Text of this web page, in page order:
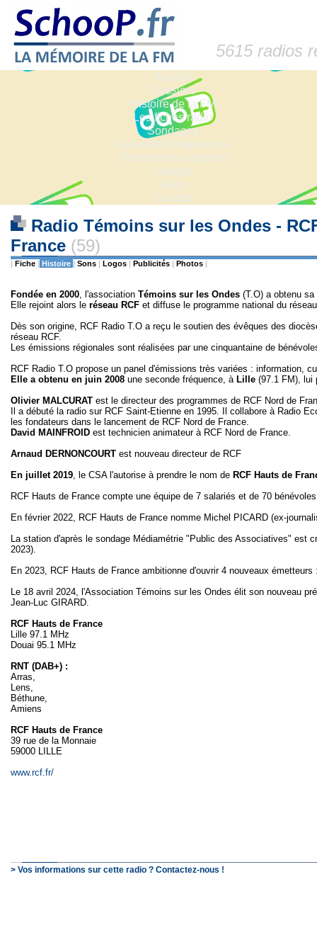
5615 radios
Accueil
Dossiers
Histoire de la FM
Les fiches radio
Sondages
Anciennes fréquences
Fréquences actuelles
Lexique
Liens
Contact
Radio Témoins sur les Ondes -
France (59)
| Fiche | Histoire | Sons | Logos | Publicités | Photos |
Fondée en 2000, l'association Témoins sur les Ondes (T.O) a obtenu
Elle rejoint alors le réseau RCF et diffuse le programme national du
Dès son origine, RCF Radio T.O a reçu le soutien des évêques des
réseau RCF.
Les émissions régionales sont réalisées par une cinquantaine de
RCF Radio T.O propose un panel d'émissions très variées : information,
Elle a obtenu en juin 2008 une seconde fréquence, à Lille (97.1 FM), lui
Olivier MALCURAT est le directeur des programmes de RCF Nord de
Il a débuté la radio sur RCF Saint-Etienne en 1995. Il collabore à Radio
les fondateurs dans le lancement de RCF Nord de France.
David MAINFROID est technicien animateur à RCF Nord de France.
Arnaud DERNONCOURT est nouveau directeur de RCF
En juillet 2019, le CSA l'autorise à prendre le nom de RCF Hauts de
RCF Hauts de France compte une équipe de 7 salariés et de 70
En février 2022, RCF Hauts de France nomme Michel PICARD (ex-
La station d'après le sondage Médiamétrie "Public des Associatives" est
2023).
En 2023, RCF Hauts de France ambitionne d'ouvrir 4 nouveaux
Le 18 avril 2024, l'Association Témoins sur les Ondes élit son nouveau
Jean-Luc GIRARD.
RCF Hauts de France
Lille 97.1 MHz
Douai 95.1 MHz
RNT (DAB+) :
Arras,
Lens,
Béthune,
Amiens
RCF Hauts de France
39 rue de la Monnaie
59000 LILLE
www.rcf.fr/
> Vos informations sur cette radio ? Contactez-nous !